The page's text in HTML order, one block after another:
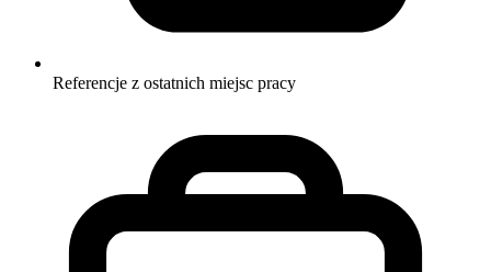
Referencje z ostatnich miejsc pracy